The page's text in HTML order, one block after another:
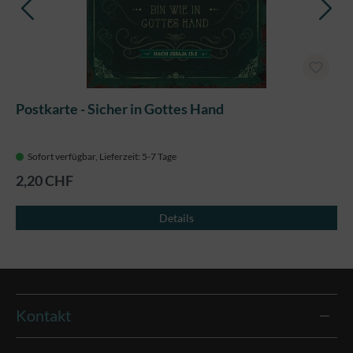
Postkarte - Sicher in Gottes Hand
Sofort verfügbar, Lieferzeit: 5-7 Tage
2,20 CHF
Details
Kontakt